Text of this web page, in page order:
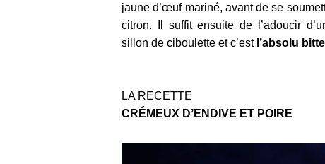
jaune d’œuf mariné, avant de se
citron. Il suffit ensuite de l’adoucir
sillon de ciboulette et c’est l’absolu
LA RECETTE
CRÉMEUX D’ENDIVE ET POIRE